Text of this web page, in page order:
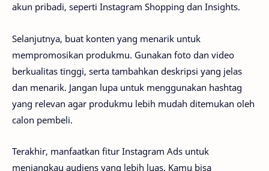
akun pribadi, seperti Instagram Shopping dan Insights.
Selanjutnya, buat konten yang menarik untuk
mempromosikan produkmu. Gunakan foto dan video
berkualitas tinggi, serta tambahkan deskripsi yang jelas
dan menarik. Jangan lupa untuk menggunakan hashtag
yang relevan agar produkmu lebih mudah ditemukan oleh
calon pembeli.
Terakhir, manfaatkan fitur Instagram Ads untuk
menjangkau audiens yang lebih luas. Kamu bisa